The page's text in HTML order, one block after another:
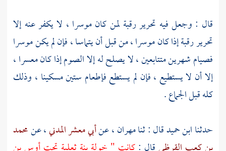
قال : وجعل فيه تحرير رقبة لمن كان موسرا ، لا يكفر عنه إلا
تحرير رقبة إذا كان موسرا ، من قبل أن يتماسا ، فإن لم يكن موسرا
فصيام شهرين متتابعين ، لا يصلح له إلا الصوم إذا كان معسرا ،
إلا أن لا يستطيع ، فإن لم يستطع فإطعام ستين مسكينا ، وذلك
كله قبل الجماع .
حدثناابن حميدقال : ثنامهران، عنأبي معشر المدني، عنمحمد